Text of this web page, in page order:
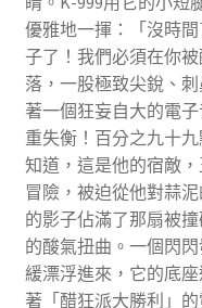
優雅地一揮：「沒時
子了！我們必須在你
落，一股極致尖銳、
著一個狂妄自大的電
重失衡！百分之九十
知道，這是他的宿敵
冒險，被迫從他對蒜
的影子佔滿了那扇被
的酸氣扭曲。一個閃
緩漂浮進來，它的底
著「醋狂派大勝利」